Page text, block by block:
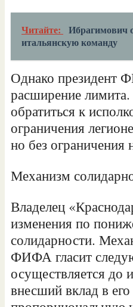
Читайте:
Ибрагимович
итальянскую команду
Однако президент
расширение
обратиться к
ограничения
но без ограничения
Механизм
Владелец
изменения по
солидарности.
ФИФА гласит
осуществляется до
внесший вклад в